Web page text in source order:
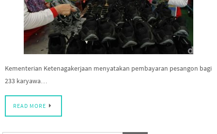
Kementerian Ketenagakerjaan menyatakan pembayaran pesangon bagi
233 karyawa…
READ MORE